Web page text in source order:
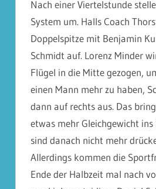
Nach einer Viertelstunde
System um. Halls Coach
Doppelspitze mit Benjamin
Schmidt auf. Lorenz Minder
Flügel in die Mitte gezogen,
einen Mann mehr zu haben,
dann auf rechts aus. Das
etwas mehr Gleichgewicht ins
sind danach nicht mehr
Allerdings kommen die
Ende der Halbzeit mal nach